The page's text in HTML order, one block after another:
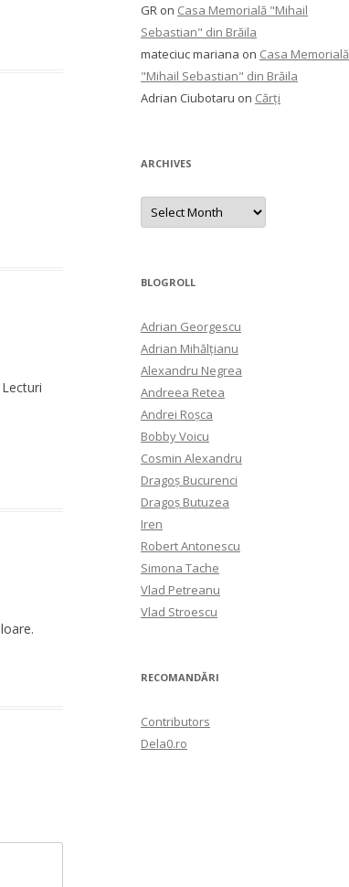
GR on Casa Memorială "Mihail
Sebastian" din Brăila
mateciuc mariana on Casa Memorială
"Mihail Sebastian" din Brăila
Adrian Ciubotaru on Cărți
ARCHIVES
Archives
BLOGROLL
Adrian Georgescu
Adrian Mihălțianu
Alexandru Negrea
Andreea Retea
Andrei Roșca
Bobby Voicu
Cosmin Alexandru
Dragoș Bucurenci
Dragoș Butuzea
Iren
Robert Antonescu
Simona Tache
Vlad Petreanu
Vlad Stroescu
RECOMANDĂRI
Contributors
Dela0.ro